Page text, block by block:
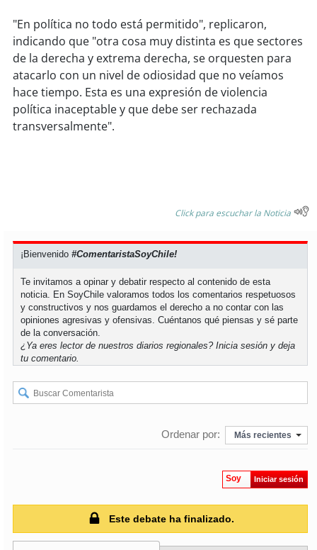
soyconcepción
soycoronel
soy arauco
soypuertomontt
soychiloé
"En política no todo está permitido", replicaron,
indicando que "otra cosa muy distinta es que sectores
de la derecha y extrema derecha, se orquesten para
atacarlo con un nivel de odiosidad que no veíamos
hace tiempo. Esta es una expresión de violencia
política inaceptable y que debe ser rechazada
transversalmente".
Click para escuchar la Noticia
¡Bienvenido#ComentaristaSoyChile!
Te invitamos a opinar y debatir respecto al contenido de esta
noticia. En SoyChile valoramos todos los comentarios respetuosos
y constructivos y nos guardamos el derecho a no contar con las
opiniones agresivas y ofensivas. Cuéntanos qué piensas y sé parte
de la conversación.
¿Ya eres lector de nuestros diarios regionales?Inicia sesión y deja
tu comentario.
Ordenar por: Más recientes
Soy Iniciar sesión
Este debate ha finalizado.